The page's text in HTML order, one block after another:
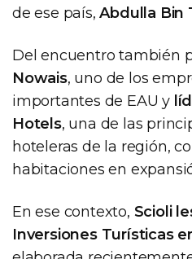
de ese país,Abdulla Bin
Del encuentro también
Nowais, uno de los
importantes de EAU y
Hotels, una de las
hoteleras de la región,
habitaciones en
En ese contexto, Scioli
Inversiones Turísticas